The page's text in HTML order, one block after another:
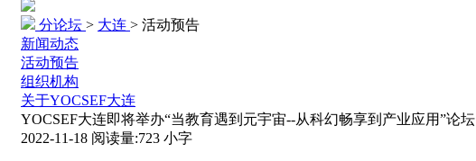
分论坛 > 大连 > 活动预告
新闻动态
活动预告
组织机构
关于YOCSEF大连
YOCSEF大连即将举办“当教育遇到元宇宙--从科幻畅享到产业应用”论坛
2022-11-18 阅读量:723 小字